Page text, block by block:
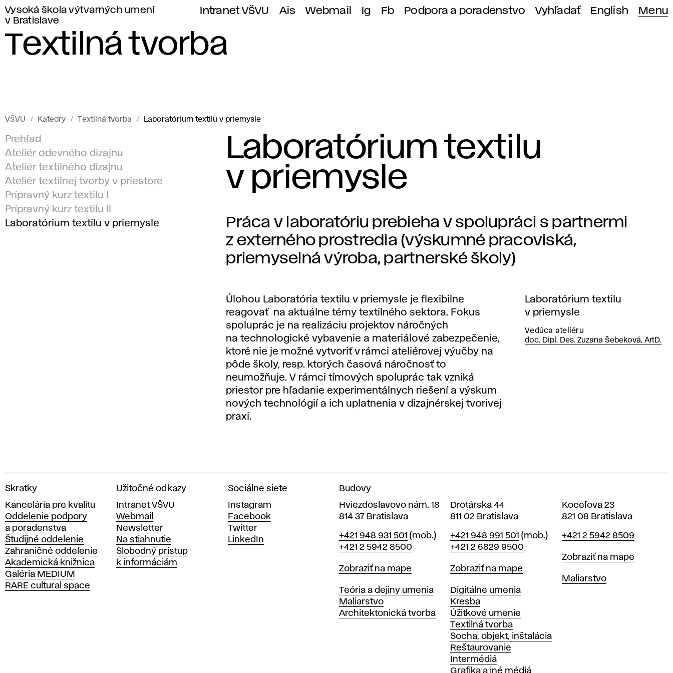
Vysoká škola výtvarných umení
v Bratislave
Intranet VŠVU Ais Webmail Ig Fb Podpora a poradenstvo Vyhľadať English Menu
Textilná tvorba
VŠVU Katedry Textilná tvorba Laboratórium textilu v priemysle
Prehľad
Ateliér odevného dizajnu
Ateliér textilného dizajnu
Ateliér textilnej tvorby v priestore
Prípravný kurz textilu I
Prípravný kurz textilu II
Laboratórium textilu v priemysle
Laboratórium textilu
v priemysle
Práca v laboratóriu prebieha v spolupráci s partnermi
z externého prostredia (výskumné pracoviská,
priemyselná výroba, partnerské školy)
Úlohou Laboratória textilu v priemysle je flexibilne
reagovať na aktuálne témy textilného sektora. Fokus
spoluprác je na realizáciu projektov náročných
na technologické vybavenie a materiálové zabezpečenie,
ktoré nie je možné vytvoriť v rámci ateliérovej výučby na
pôde školy, resp. ktorých časová náročnosť to
neumožňuje. V rámci tímových spoluprác tak vzniká
priestor pre hľadanie experimentálnych riešení a výskum
nových technológií a ich uplatnenia v dizajnérskej tvorivej
praxi.
Laboratórium textilu
v priemysle
Vedúca ateliéru
doc. Dipl. Des. Zuzana Šebeková, ArtD.
V
s
o
k
á
š
k
o
l
Skratky
Kancelária pre kvalitu
Oddelenie podpory
a poradenstva
Študijné oddelenie
Zahraničné oddelenie
Akademická knižnica
Galéria MEDIUM
RARE cultural space
Užitočné odkazy
Intranet VŠVU
Webmail
Newsletter
Na stiahnutie
Slobodný prístup
k informáciám
Sociálne siete
Instagram
Facebook
Twitter
LinkedIn
Budovy
Hviezdoslavovo nám. 18
814 37 Bratislava
Telefón
+421 948 931 501 (mob.)
+421 2 5942 8500
Mapa
Zobraziť na mape
Katedry
Teória a dejiny umenia
Maliarstvo
Architektonická tvorba
Drotárska 44
811 02 Bratislava
Telefón
+421 948 991 501 (mob.)
+421 2 6829 9500
Mapa
Zobraziť na mape
Katedry
Digitálne umenia
Kresba
Úžitkové umenie
Textilná tvorba
Socha, objekt, inštalácia
Reštaurovanie
Intermédiá
Grafika a iné médiá
Koceľova 23
821 08 Bratislava
Telefón
+421 2 5942 8509
Mapa
Zobraziť na mape
Katedry
Maliarstvo